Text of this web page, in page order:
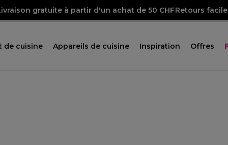
gratuite à partir d'un achat de 50 CHFRetours
de cuisine Appareils de cuisine Inspiration Offres